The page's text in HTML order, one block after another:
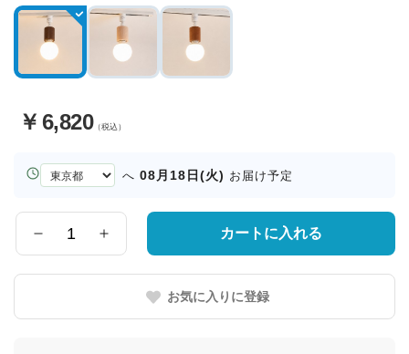
￥ 6,820（税込）
お
届
県
へ 08月18日(火) お届け予定
量
カートに入れる
お気に入りに登録